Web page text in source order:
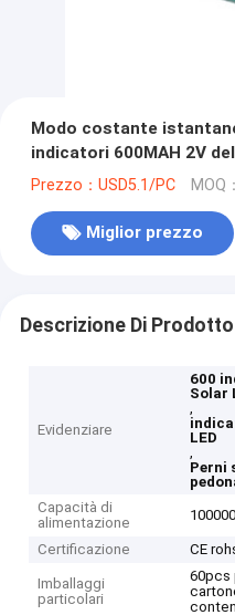
Modo costante
indicatori 600MAH 2V
pedonali LED
Prezzo：USD5.1/PC MOQ
Miglior prezzo
Descrizione Di Prodotto
Evidenziare
600
Solar
,
LED
,
Perni
Capacità di
alimentazione
Certificazione CE
Imballaggi
particolari
60pcs